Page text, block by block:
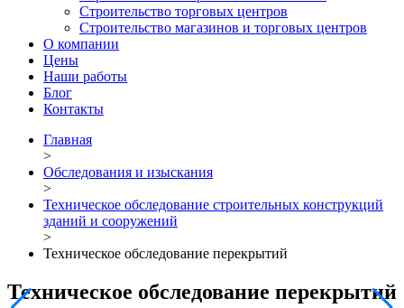
Строительство торговых центров
Строительство магазинов и торговых центров
О компании
Цены
Наши работы
Блог
Контакты
Главная
>
Обследования и изыскания
>
Техническое обследование строительных конструкций
зданий и сооружений
>
Техническое обследование перекрытий
Техническое обследование перекрытий